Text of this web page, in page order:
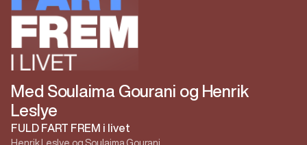
FULD FART FREM i livet
Henrik Leslye og Soulaima Gourani
Med Soulaima Gourani og Henrik
Leslye